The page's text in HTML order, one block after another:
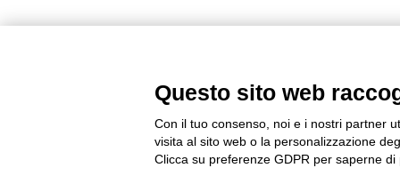
Questo sito web
Con il tuo consenso, noi e i nostri partner
visita al sito web o la personalizzazione
Clicca su preferenze GDPR per saperne di